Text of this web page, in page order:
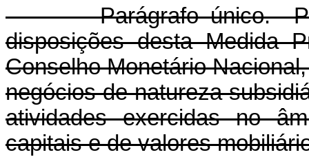
Parágrafo único.
disposições desta Medida
Conselho Monetário
negócios de natureza
atividades exercidas no
capitais e de valores